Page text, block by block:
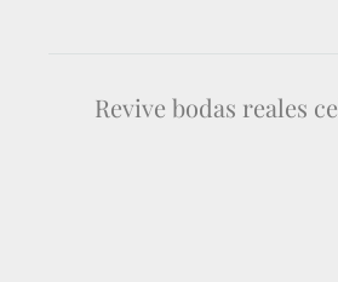
Revive bodas reales